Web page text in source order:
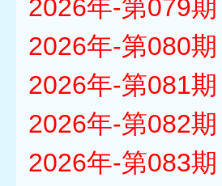
2026年-第079
2026年-第080
2026年-第081
2026年-第082
2026年-第083